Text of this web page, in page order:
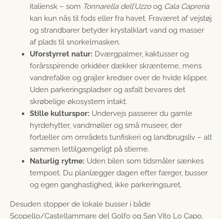
italiensk – som Tonnarella dell’Uzzoog Cala Capreria
kan kun nås til fods eller fra havet. Fraværet af vejstøj
og strandbarer betyder krystalklart vand og masser
af plads til snorkelmasken.
Uforstyrret natur: Dværgpalmer, kaktusser og
forårsspirende orkidéer dækker skrænterne, mens
vandrefalke og grajler kredser over de hvide klipper.
Uden parkeringspladser og asfalt bevares det
skrøbelige økosystem intakt.
Stille kulturspor: Undervejs passerer du gamle
hyrde­hytter, vandmøller og små museer, der
fortæller om områdets tunfiskeri og landbrugsliv – alt
sammen lettilgængeligt på stierne.
Naturlig rytme: Uden bilen som tidsmåler sænkes
tempoet. Du planlægger dagen efter færger, busser
og egen ganghastighed, ikke parkeringsuret.
Desuden stopper de lokale busser i både
Scopello/Castellammare del Golfo og San Vito Lo Capo,